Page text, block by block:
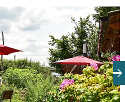
blühende Sommeroase.
inspirierten, saisonalen
hausgeräuchertem Fisch,
Kuchen, Torten und Eis.
Tagesgericht im